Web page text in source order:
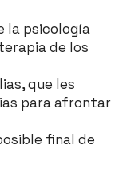
la psicología
de los
que les
para afrontar
final de